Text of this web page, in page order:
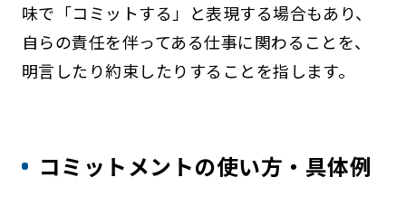
味で「コミットする」と表現する場合もあり、
自らの責任を伴ってある仕事に関わることを、
明言したり約束したりすることを指します。
コミットメントの使い方・具体例